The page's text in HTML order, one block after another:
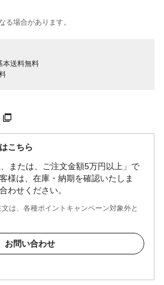
場合が​あります。
本送料無料
こちら
、または、ご注文金額5万円以上」で
様は、在庫・納期を確認いたしま
わせください。
は、各種ポイントキャンペーン対象外と
お問い合わせ